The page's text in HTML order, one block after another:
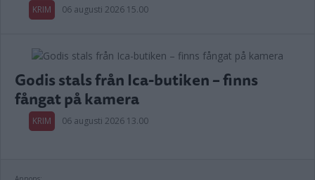
KRIM 06 augusti 2026 15.00
Godis stals från Ica-butiken – finns
fångat på kamera
KRIM 06 augusti 2026 13.00